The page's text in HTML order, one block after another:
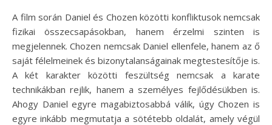
A film során Daniel és Chozen közötti konfliktusok nemcsak
fizikai összecsapásokban, hanem érzelmi szinten is
megjelennek. Chozen nemcsak Daniel ellenfele, hanem az ő
saját félelmeinek és bizonytalanságainak megtestesítője is.
A két karakter közötti feszültség nemcsak a karate
technikákban rejlik, hanem a személyes fejlődésükben is.
Ahogy Daniel egyre magabiztosabbá válik, úgy Chozen is
egyre inkább megmutatja a sötétebb oldalát, amely végül